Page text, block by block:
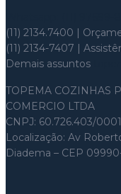
(11) 2134.7400 |
(11) 2134-7407 |
Demais assuntos
TOPEMA COZINHAS
COMERCIO LTDA
CNPJ: 60.726.403/
Localização: Av
Diadema – CEP